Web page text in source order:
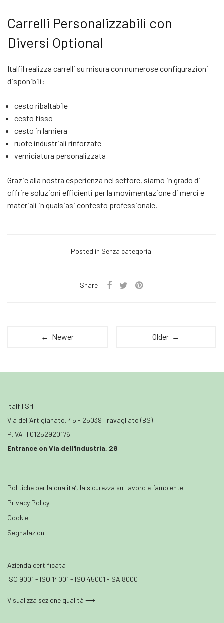
Carrelli Personalizzabili con
Diversi Optional
Italfil realizza carrelli su misura con numerose configurazioni
disponibili:
cesto ribaltabile
cesto fisso
cesto in lamiera
ruote industriali rinforzate
verniciatura personalizzata
Grazie alla nostra esperienza nel settore, siamo in grado di
offrire soluzioni efficienti per la movimentazione di merci e
materiali in qualsiasi contesto professionale.
Posted in Senza categoria.
Share
← Newer Older →
Italfil Srl
Via dell’Artigianato, 45 - 25039 Travagliato (BS)
P.IVA IT01252920176
Entrance on Via dell'Industria, 28
Politiche per la qualita’, la sicurezza sul lavoro e l’ambiente.
Privacy Policy
Cookie
Segnalazioni
Azienda certificata:
ISO 9001 - ISO 14001 - ISO 45001 - SA 8000
Visualizza sezione qualità ⟶